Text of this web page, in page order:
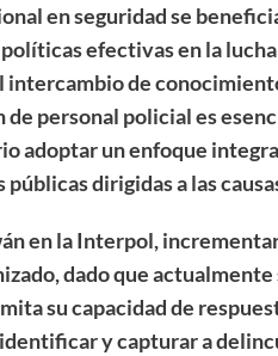
en seguridad se
efectivas en la
de
personal policial es
adoptar un enfoque
dirigidas a las
en la Interpol,
dado que
su capacidad de
y capturar a